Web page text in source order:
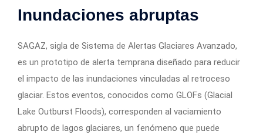
Inundaciones abruptas
SAGAZ, sigla de Sistema de Alertas Glaciares Avanzado,
es un prototipo de alerta temprana diseñado para reducir
el impacto de las inundaciones vinculadas al retroceso
glaciar. Estos eventos, conocidos como GLOFs (Glacial
Lake Outburst Floods), corresponden al vaciamiento
abrupto de lagos glaciares, un fenómeno que puede